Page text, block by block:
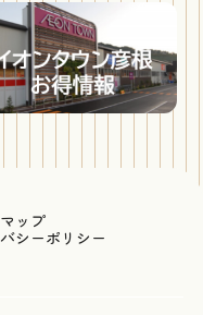
ップ
シーポリシー